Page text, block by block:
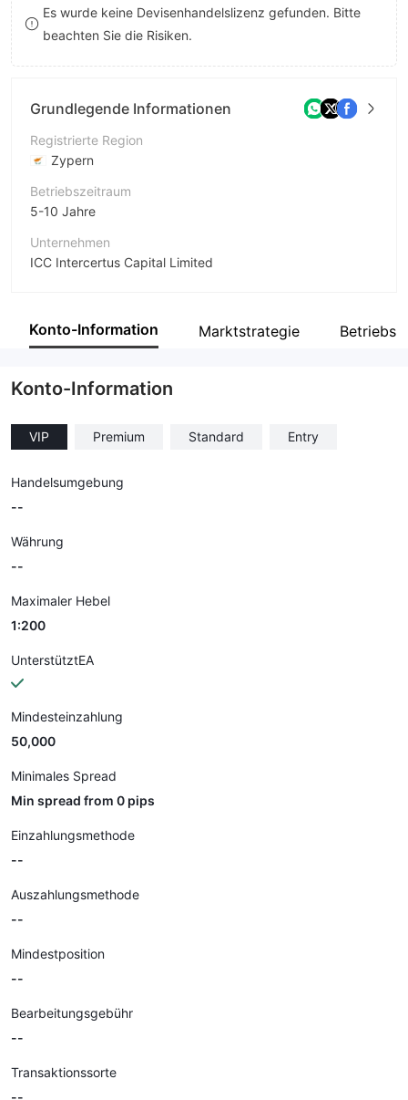
Es wurde keine Devisenhandelslizenz gefunden. Bitte
beachten Sie die Risiken.
Grundlegende Informationen
Registrierte Region
Zypern
Betriebszeitraum
5-10 Jahre
Unternehmen
ICC Intercertus Capital Limited
Unternehmensmitarbeiter
Konto-Information Marktstrategie
Konto-Information
VIP Premium Standard Entry
Handelsumgebung
--
Währung
--
Maximaler Hebel
1:200
UnterstütztEA
Mindesteinzahlung
50,000
Minimales Spread
Min spread from 0 pips
Einzahlungsmethode
--
Auszahlungsmethode
--
Mindestposition
--
Bearbeitungsgebühr
--
Transaktionssorte
--